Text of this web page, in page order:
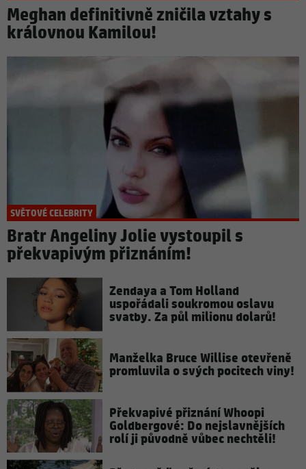
Meghan definitivně zničila vztahy s
královnou Kamilou!
SVĚTOVÉ CELEBRITY
Bratr Angeliny Jolie vystoupil s
překvapivým přiznáním!
Zendaya a Tom Holland
uspořádali soukromou oslavu
svatby. Za půl milionu dolarů!
Manželka Bruce Willise otevřeně
promluvila o svých pocitech viny!
Překvapivé přiznání Whoopi
Goldbergové: Do nejslavnějších
rolí ji původně vůbec nechtěli!